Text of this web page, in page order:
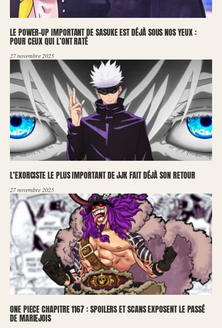
LE POWER-UP IMPORTANT DE SASUKE EST DÉJÀ SOUS NOS YEUX :
POUR CEUX QUI L’ONT RATÉ
27 novembre 2025
L’EXORCISTE LE PLUS IMPORTANT DE JJK FAIT DÉJÀ SON RETOUR
27 novembre 2025
ONE PIECE CHAPITRE 1167 : SPOILERS ET SCANS EXPOSENT LE PASSÉ
DE MARIEJOIS